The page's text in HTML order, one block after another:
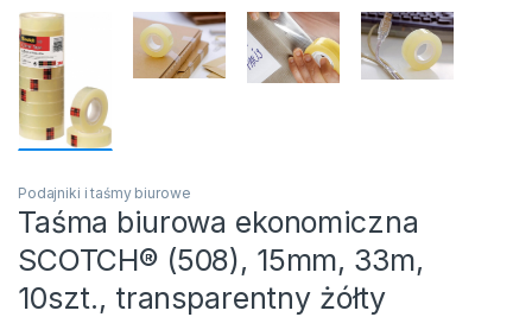
Podajniki i taśmy biurowe
Taśma biurowa ekonomiczna
SCOTCH® (508), 15mm, 33m,
10szt., transparentny żółty